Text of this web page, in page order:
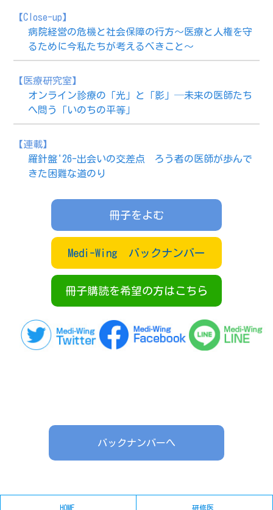
【Close-up】
病院経営の危機と社会保障の行方～医療と人権を守
るために今私たちが考えるべきこと～
【医療研究室】
オンライン診療の「光」と「影」─未来の医師たち
へ問う「いのちの平等」
【連載】
羅針盤'26-出会いの交差点 ろう者の医師が歩んで
きた困難な道のり
冊子をよむ
Medi-Wing バックナンバー
冊子購読を希望の方はこちら
バックナンバーへ
HOME 研修医